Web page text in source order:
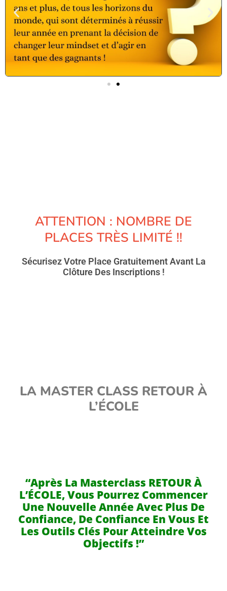
ATTENTION : NOMBRE DE
PLACES TRÈS LIMITÉ !!
Sécurisez Votre Place Gratuitement Avant La
Clôture Des Inscriptions !
LA MASTER CLASS RETOUR À
L’ÉCOLE
“Après La Masterclass RETOUR À
L’ÉCOLE, Vous Pourrez Commencer
Une Nouvelle Année Avec Plus De
Confiance, De Confiance En Vous Et
Les Outils Clés Pour Atteindre Vos
Objectifs !”